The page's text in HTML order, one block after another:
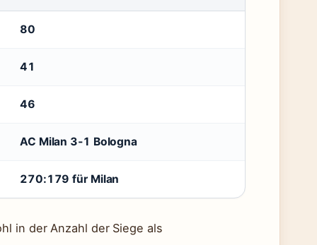
80
41
46
AC Milan 3‑1 Bologna
270:179 für Milan
in der Anzahl der Siege als